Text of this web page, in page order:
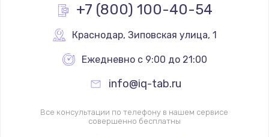
Заказать
Замена северного моста
от 2300 руб.
Заказать
Замена оперативной памяти
от 760 руб.
+7 (800) 100-40-54
Краснодар, Зиповская улица, 1
Ежедневно с 9:00 до 21:00
info@iq-tab.ru
Все консультации по телефону в нашем сервисе
совершенно бесплатны